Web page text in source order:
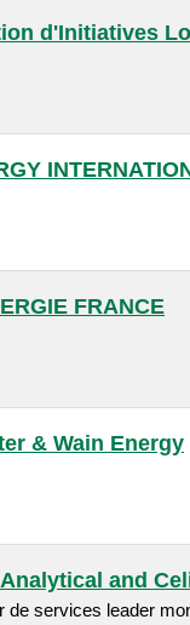
d'Initiatives
FRANCE
& Wain Energy
and
de services leader